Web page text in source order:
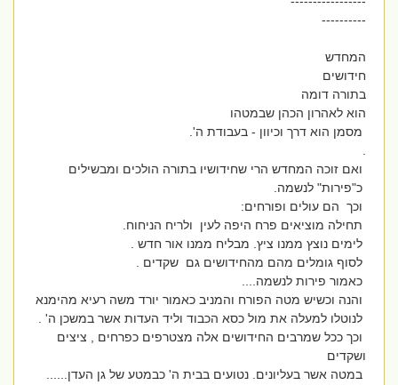
----------
המחדש
חידושים
בתורה דומה
הוא לאהרון הכהן שבמטהו
מסמן הוא דרך וכיוון - בעבודת ה'.
ואם זוכה המחדש הרי שחידושיו בתורה הולכים ומבשילים
כ"פירות" לנשמה.
וכך הם עולים ופורחים:
תחילה מוציאים פרח היפה לעין ולריח הניחוח.
לימים נוצץ ממנו ציץ. מבליח ממנו אור חדש .
לסוף גומלים מהם מהחידושים גם שקדים .
כאמור פירות לנשמה....
והנה וכשיש מטה הפורח והמניב כאמור יורד משה רעיא מהימנא
לנוטלו למעלה את מול כסא הכבוד וליד העדות אשר במשכן ה' .
וכך ככל שמרבים החידושים אלה מצטרפים כפרחים , ציצים
ושקדים
במטה אשר בעליונים. נטועים בבית ה' כבמטע של גן העדן......